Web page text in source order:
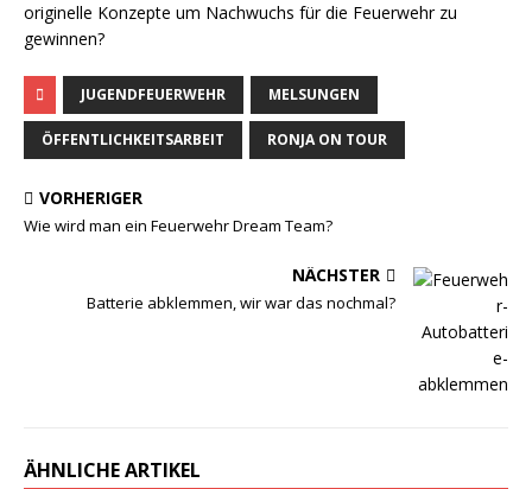
originelle Konzepte um Nachwuchs für die Feuerwehr zu
gewinnen?
JUGENDFEUERWEHR MELSUNGEN
ÖFFENTLICHKEITSARBEIT RONJA ON TOUR
VORHERIGER
Wie wird man ein Feuerwehr Dream Team?
NÄCHSTER
Batterie abklemmen, wir war das nochmal?
ÄHNLICHE ARTIKEL